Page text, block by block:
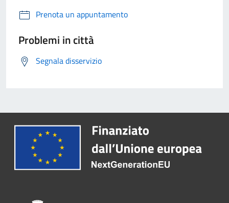
Prenota un appuntamento
Problemi in città
Segnala disservizio